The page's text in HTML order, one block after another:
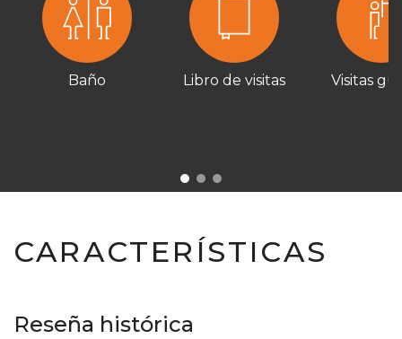
Baño Libro de visitas Visitas
CARACTERÍSTICAS
Reseña histórica